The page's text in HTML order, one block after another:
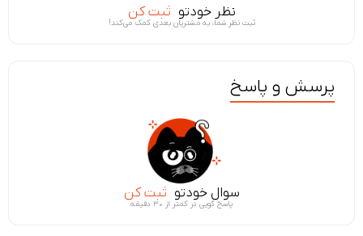
نظر خودتو ثبت کن
ثبت نظر شما، به مشتریان بعدی کمک می‌کند!
پرسش و پاسخ
سوال خودتو ثبت کن
پاسخ گویی در کمتر از ۳۰ دقیقه